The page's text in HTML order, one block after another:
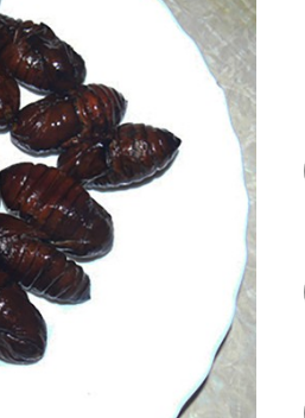
Иерусалим, Николай
успокоил